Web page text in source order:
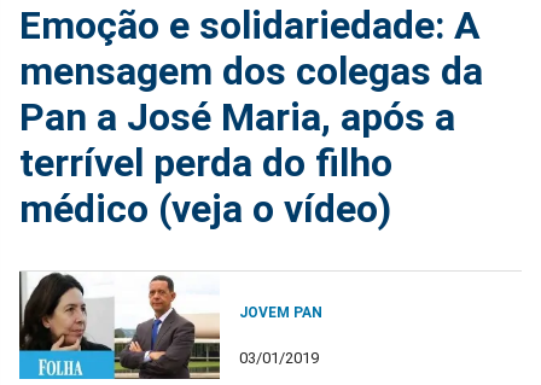
Emoção e solidariedade: A
mensagem dos colegas da
Pan a José Maria, após a
terrível perda do filho
médico (veja o vídeo)
JOVEM PAN
03/01/2019